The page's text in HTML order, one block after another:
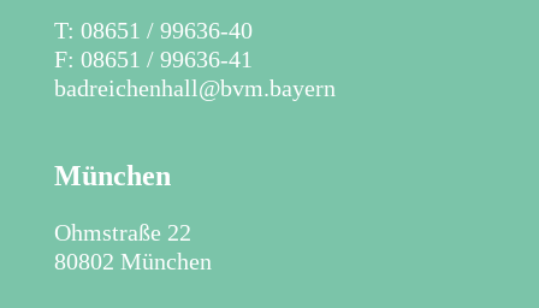
​T: 08651 / 99636-40
F: 08651 / 99636-41
badreichenhall@bvm.bayern
München
Ohmstraße 22
80802 München